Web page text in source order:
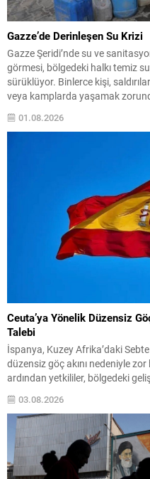
Gazze’de Derinleşen Su Krizi
Gazze Şeridi’nde su ve
görmesi, bölgedeki halkı temiz
sürüklüyor. Binlerce kişi,
veya kamplarda yaşamak
düzensiz olduğundan aileler
01.08.2026
Ceuta’ya Yönelik Düzensiz
Talebi
İspanya, Kuzey Afrika’daki
düzensiz göç akını nedeniyle
ardından yetkililer, bölgedeki
ilgili değerlendirmesinde, yarın
ülkelerinden dayanışma
başında Fas...
03.08.2026